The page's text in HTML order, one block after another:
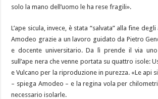
solo la mano dell’uomo le ha rese fragili».
L’ape sicula, invece, è stata “salvata” alla fine
Amodeo grazie a un lavoro guidato da Pietro
e docente universitario. Da lì prende il via
sull’ape nera che venne portata su quattro isole:
e Vulcano per la riproduzione in purezza. «Le api
– spiega Amodeo – e la regina vola per
necessario isolarle.